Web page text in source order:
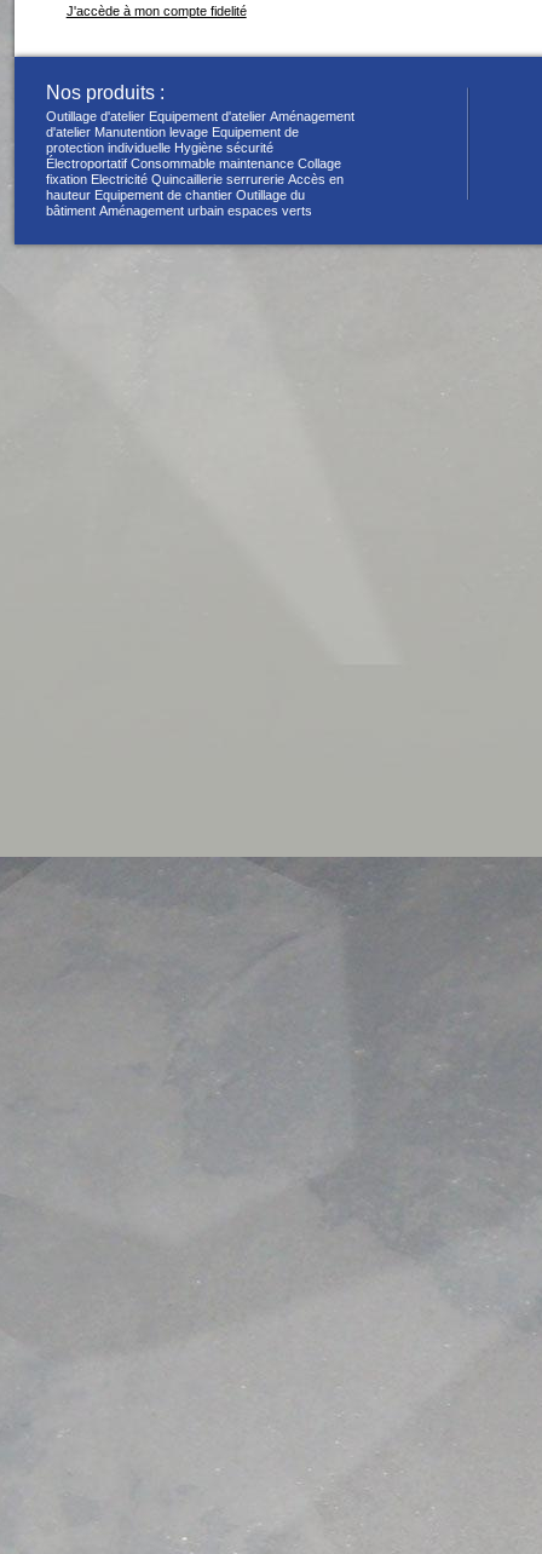
J'accède à mon compte fidelité
Nos produits :
Outillage d'atelier Equipement d'atelier Aménagement
d'atelier Manutention levage Equipement de
protection individuelle Hygiène sécurité
Électroportatif Consommable maintenance Collage
fixation Electricité Quincaillerie serrurerie Accès en
hauteur Equipement de chantier Outillage du
bâtiment Aménagement urbain espaces verts